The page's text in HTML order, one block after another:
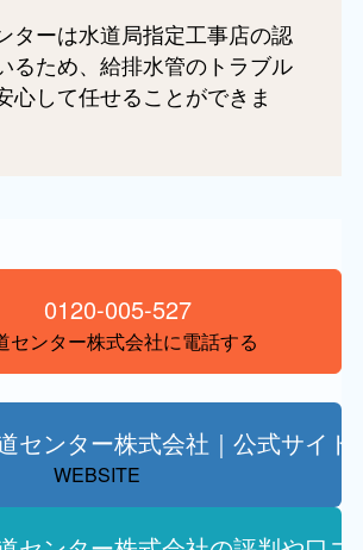
ターは水道局指定工事店の認
るため、給排水管のトラブル
心して任せることができま
0120-005-527
センター株式会社に電話する
センター株式会社｜公式サイト
WEBSITE